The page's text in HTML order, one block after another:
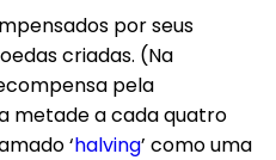
por seus
criadas. (Na
pela
metade a cada quatro
‘halving’ como uma